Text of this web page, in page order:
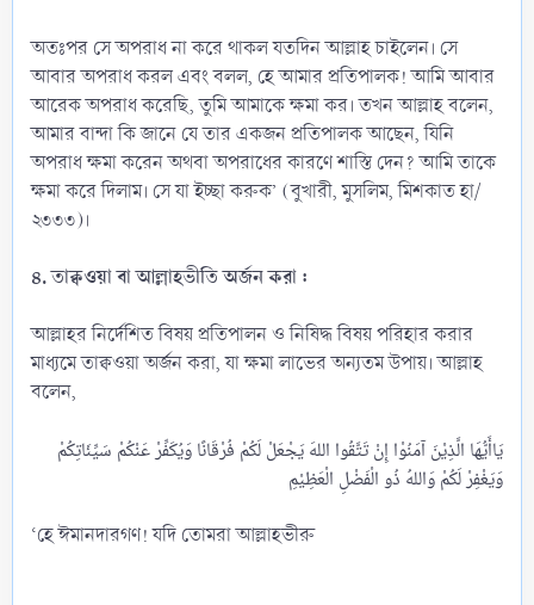
অতঃপর সে অপরাধ না করে থাকল যতদিন আল্লাহ চাইলেন। সে
আবার অপরাধ করল এবং বলল, হে আমার প্রতিপালক! আমি আবার
আরেক অপরাধ করেছি, তুমি আমাকে ক্ষমা কর। তখন আল্লাহ বলেন,
আমার বান্দা কি জানে যে তার একজন প্রতিপালক আছেন, যিনি
অপরাধ ক্ষমা করেন অথবা অপরাধের কারণে শাস্তি দেন? আমি তাকে
ক্ষমা করে দিলাম। সে যা ইচ্ছা করুক’ (বুখারী, মুসলিম, মিশকাত হা/
২৩৩৩)।
৪. তাক্বওয়া বা আল্লাহভীতি অর্জন করা :
আল্লাহর নির্দেশিত বিষয় প্রতিপালন ও নিষিদ্ধ বিষয় পরিহার করার
মাধ্যমে তাক্বওয়া অর্জন করা, যা ক্ষমা লাভের অন্যতম উপায়। আল্লাহ
বলেন,
يَاأَيُّهَا الَّذِيْنَ آمَنُوْا إِنْ تَتَّقُوا اللهَ يَجْعَلْ لَكُمْ فُرْقَانًا وَيُكَفِّرْ عَنْكُمْ سَيِّئَاتِكُمْ
‘হে ঈমানদারগণ! যদি তোমরা আল্লাহভীরু